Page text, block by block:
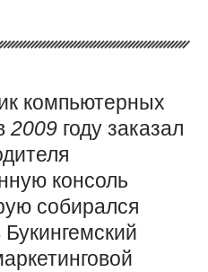
компьютерных
2009 году заказал
консоль
собирался